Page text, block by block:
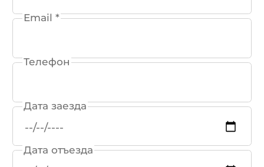
Email *
Телефон
Дата заезда
Дата отъезда